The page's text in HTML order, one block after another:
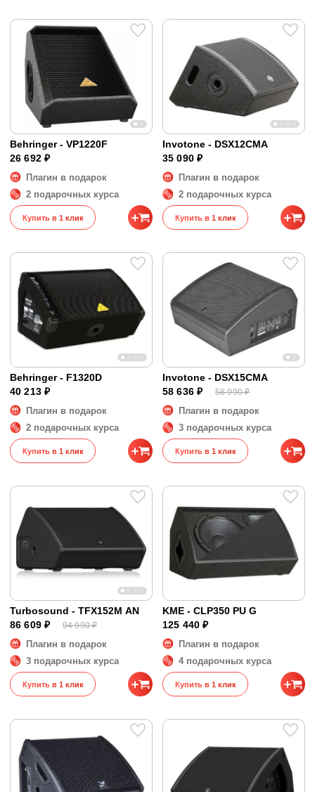
Behringer - VP1220F
26 692 ₽
Плагин в подарок
2 подарочных курса
Купить в 1 клик
Invotone - DSX12CMA
35 090 ₽
Плагин в подарок
2 подарочных курса
Купить в 1 клик
Behringer - F1320D
40 213 ₽
Плагин в подарок
2 подарочных курса
Купить в 1 клик
Invotone - DSX15CMA
58 636 ₽
58 990 ₽
Плагин в подарок
3 подарочных курса
Купить в 1 клик
Turbosound - TFX152M AN
86 609 ₽
94 990 ₽
Плагин в подарок
3 подарочных курса
Купить в 1 клик
KME - CLP350 PU G
125 440 ₽
Плагин в подарок
4 подарочных курса
Купить в 1 клик